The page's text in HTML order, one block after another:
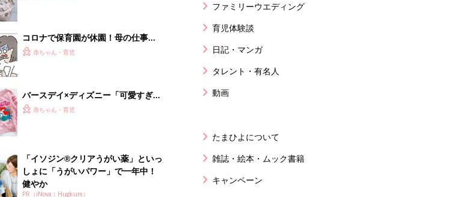
コロナで保育園が休園！母の仕事
は・・・[ハハのさけび #61]
赤ちゃん・育児
バースデイ×ディズニー「可愛すぎて
テンションアップ♪」「保育園着に
赤ちゃん・育児
「イソジン®クリアうがい薬」といっ
しょに「うがいパワー」で一年中！
健やか
PR（iNova｜Hugkum）
ファミリーウエディング
育児体験談
日記・マンガ
タレント・有名人
動画
たまひよについて
雑誌・絵本・ムック書籍
キャンペーン